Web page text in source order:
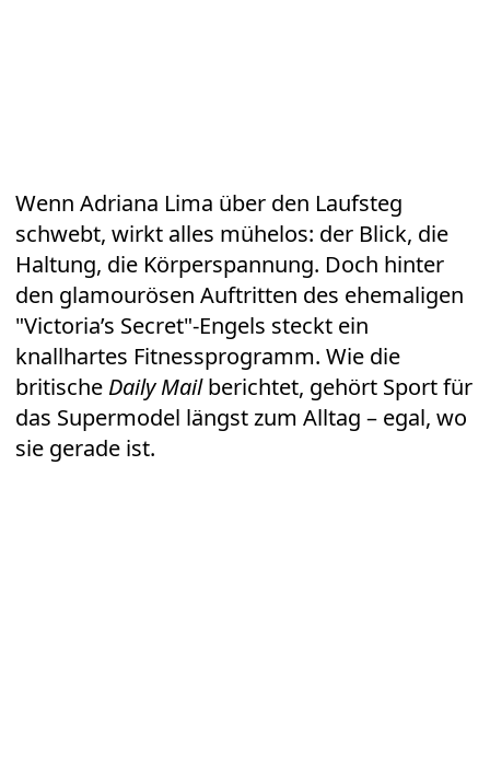
Wenn Adriana Lima über den Laufsteg
schwebt, wirkt alles mühelos: der Blick, die
Haltung, die Körperspannung. Doch hinter
den glamourösen Auftritten des ehemaligen
"Victoria’s Secret"-Engels steckt ein
knallhartes Fitnessprogramm. Wie die
britische Daily Mailberichtet, gehört Sport für
das Supermodel längst zum Alltag – egal, wo
sie gerade ist.